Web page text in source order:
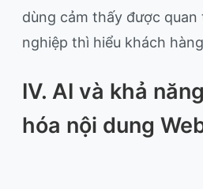
dùng cảm thấy được quan
nghiệp thì hiểu khách
IV. AI và khả
hóa nội dung